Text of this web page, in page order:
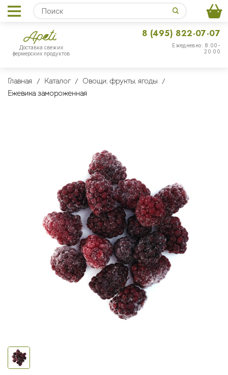
Доставка свежих
фермерских продуктов
Ежедневно: 8:00-
20:00
8 (495) 822-07-07
Главная Каталог
Овощи, фрукты, ягоды
Ежевика замороженная